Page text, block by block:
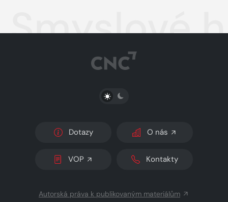
Smyslové
PŘEPNOUT SVĚTLÝ/TMAVÝ REŽIM
Dotazy O nás
VOP Kontakty
Autorská práva k publikovaným materiálům